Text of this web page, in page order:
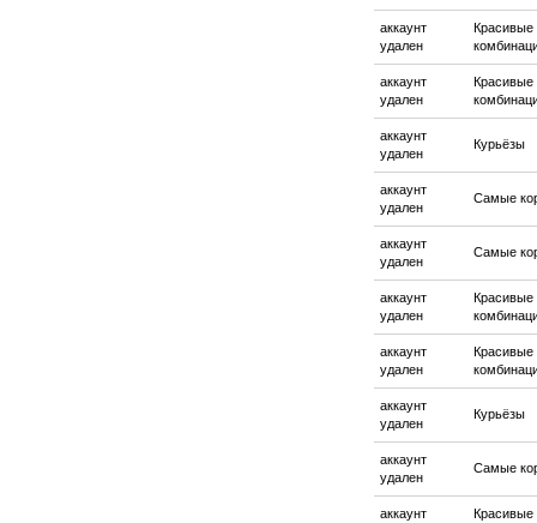
аккаунт
удален
Красивые
аккаунт
удален
Красивые
аккаунт
удален
Курьёзы
аккаунт
удален
Самые
аккаунт
удален
Самые
аккаунт
удален
Красивые
аккаунт
удален
Красивые
аккаунт
удален
Курьёзы
аккаунт
удален
Самые
аккаунт Красивые